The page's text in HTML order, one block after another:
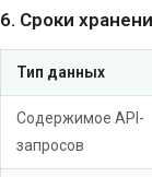
6. Сроки
Тип данных
Содержимое API-
запросов